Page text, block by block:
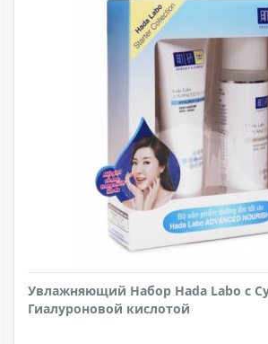
Увлажняющий Набор Hada Labo с
Гиалуроновой кислотой